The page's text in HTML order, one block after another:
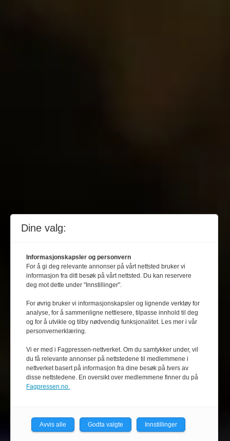
Dine valg:
Informasjonskapsler og personvern
For å gi deg relevante annonser på vårt nettsted bruker vi
informasjon fra ditt besøk på vårt nettsted. Du kan reservere
deg mot dette under "Innstillinger".
For øvrig bruker vi informasjonskapsler og lignende verktøy for
analyse, for å sammenligne nettlesere, tilpasse innhold til deg
og for å utvikle og tilby nødvendig funksjonalitet. Les mer i vår
personvernerklæring.
Vi er med i Fagpressen-nettverket. Om du samtykker under, vil
du få relevante annonser på nettstedene til medlemmene i
nettverket basert på informasjon fra dine besøk på tvers av
disse nettstedene. En oversikt over medlemmene finner du på
Fagpressen.no.
Avvis alle Godta valgte Innstillinger